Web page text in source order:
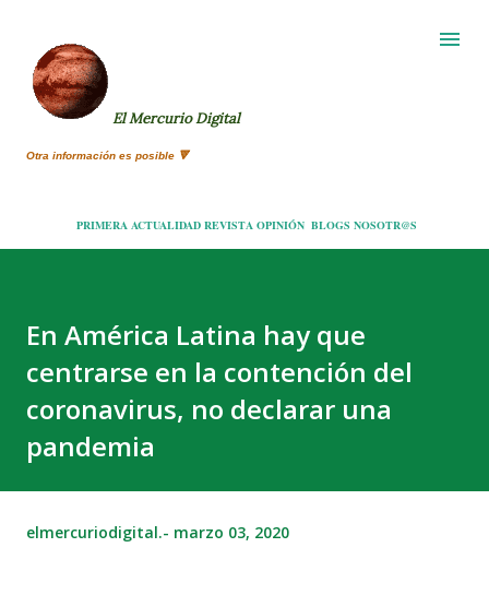
El Mercurio Digital
Otra información es posible 🔻
PRIMERA ACTUALIDAD REVISTA OPINIÓN BLOGS NOSOTR@S
En América Latina hay que
centrarse en la contención del
coronavirus, no declarar una
pandemia
elmercuriodigital.- marzo 03, 2020